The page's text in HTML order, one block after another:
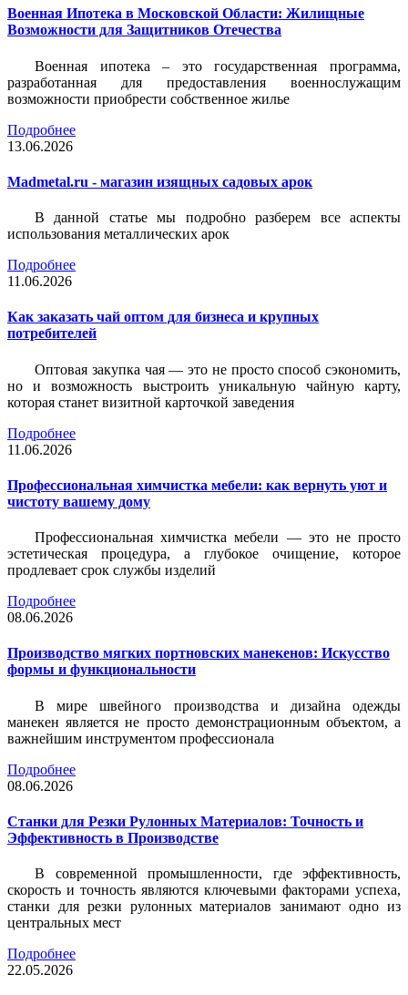
Военная Ипотека в Московской Области: Жилищные
Возможности для Защитников Отечества
Военная ипотека – это государственная программа,
разработанная для предоставления военнослужащим
возможности приобрести собственное жилье
Подробнее
13.06.2026
Madmetal.ru - магазин изящных садовых арок
В данной статье мы подробно разберем все аспекты
использования металлических арок
Подробнее
11.06.2026
Как заказать чай оптом для бизнеса и крупных
потребителей
Оптовая закупка чая — это не просто способ сэкономить,
но и возможность выстроить уникальную чайную карту,
которая станет визитной карточкой заведения
Подробнее
11.06.2026
Профессиональная химчистка мебели: как вернуть уют и
чистоту вашему дому
Профессиональная химчистка мебели — это не просто
эстетическая процедура, а глубокое очищение, которое
продлевает срок службы изделий
Подробнее
08.06.2026
Производство мягких портновских манекенов: Искусство
формы и функциональности
В мире швейного производства и дизайна одежды
манекен является не просто демонстрационным объектом, а
важнейшим инструментом профессионала
Подробнее
08.06.2026
Станки для Резки Рулонных Материалов: Точность и
Эффективность в Производстве
В современной промышленности, где эффективность,
скорость и точность являются ключевыми факторами успеха,
станки для резки рулонных материалов занимают одно из
центральных мест
Подробнее
22.05.2026